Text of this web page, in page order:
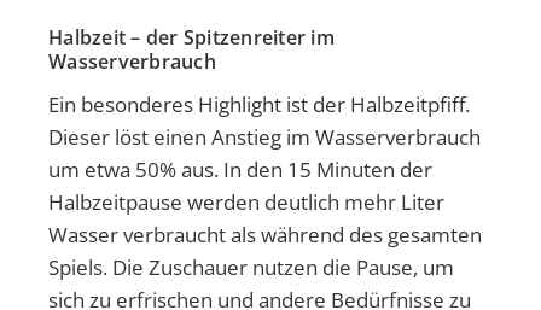
Halbzeit – der Spitzenreiter im
Wasserverbrauch
Ein besonderes Highlight ist der Halbzeitpfiff.
Dieser löst einen Anstieg im Wasserverbrauch
um etwa 50% aus. In den 15 Minuten der
Halbzeitpause werden deutlich mehr Liter
Wasser verbraucht als während des gesamten
Spiels. Die Zuschauer nutzen die Pause, um
sich zu erfrischen und andere Bedürfnisse zu